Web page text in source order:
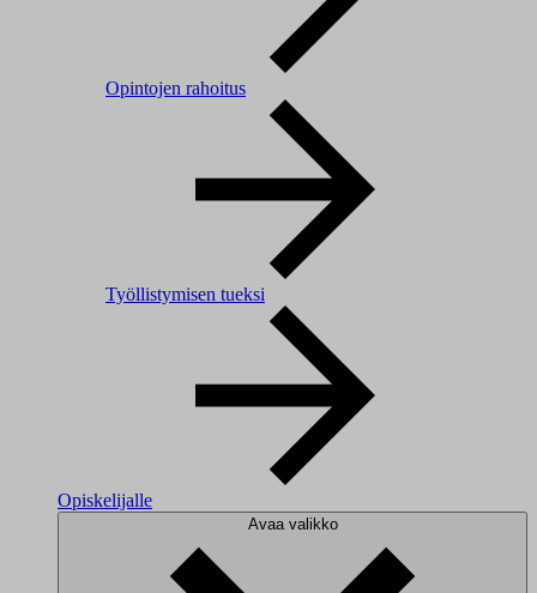
Opintojen rahoitus
Työllistymisen tueksi
Opiskelijalle
Avaa valikko